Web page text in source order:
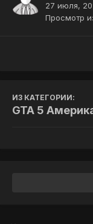
27 июля,
Просмотр
ИЗ КАТЕГОРИИ:
GTA 5